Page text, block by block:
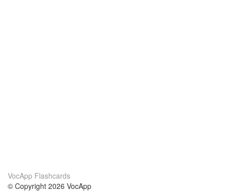
VocApp Flashcards
© Copyright 2026 VocApp